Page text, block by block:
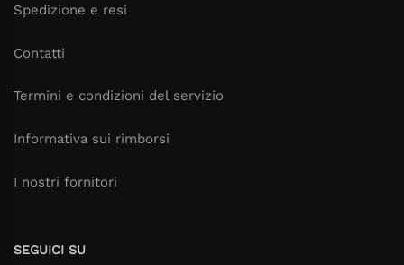
Spedizione e resi
Contatti
Termini e condizioni del servizio
Informativa sui rimborsi
I nostri fornitori
SEGUICI SU